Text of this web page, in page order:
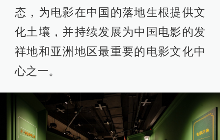
态，为电影在中国的落地生根提供文
化土壤，并持续发展为中国电影的发
祥地和亚洲地区最重要的电影文化中
心之一。